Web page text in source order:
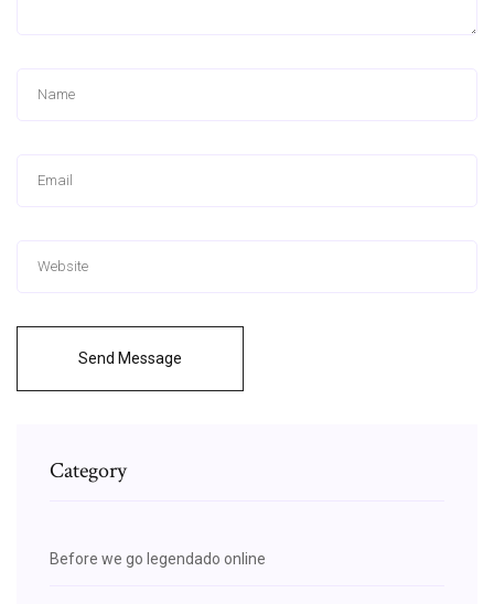
Send Message
Category
Before we go legendado online